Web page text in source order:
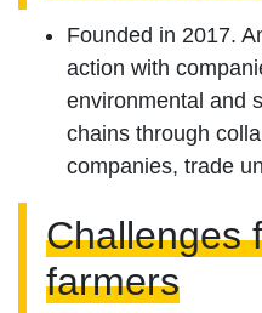
Founded in 2017.
action with
environmental and
chains through
companies, trade
Challenges
farmers